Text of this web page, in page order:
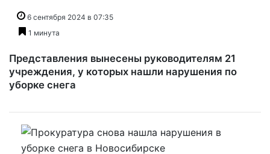
6 сентября 2024 в 07:35
1 минута
Представления вынесены руководителям 21
учреждения, у которых нашли нарушения по
уборке снега